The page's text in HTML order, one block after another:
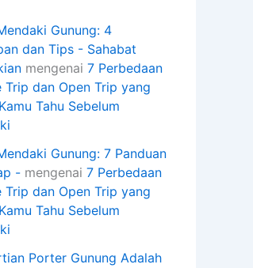
Gunung: 4
dan Tips - Sahabat
mengenai 7 Perbedaan
Trip dan Open Trip yang
Tahu Sebelum
Gunung: 7 Panduan
- mengenai 7 Perbedaan
Trip dan Open Trip yang
Tahu Sebelum
Porter Gunung Adalah